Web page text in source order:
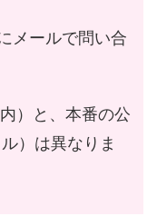
メールで問い合
）と、本番の公
）は異なりま